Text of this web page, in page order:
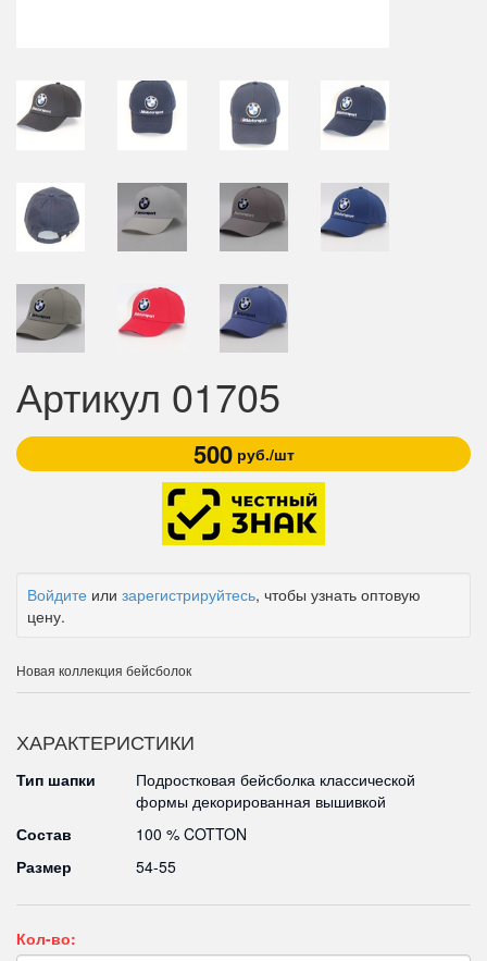
Артикул 01705
500руб./шт
Войдите или зарегистрируйтесь, чтобы узнать оптовую
цену.
Новая коллекция бейсболок
ХАРАКТЕРИСТИКИ
Тип шапки
Подростковая бейсболка классической
формы декорированная вышивкой
Состав
100 % COTTON
Размер
54-55
Кол-во: